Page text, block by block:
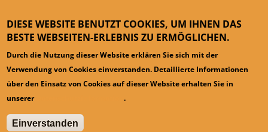
DIESE WEBSITE BENUTZT COOKIES, UM IHNEN DAS
BESTE WEBSEITEN-ERLEBNIS ZU ERMÖGLICHEN.
Durch die Nutzung dieser Website erklären Sie sich mit der
Verwendung von Cookies einverstanden. Detaillierte Informationen
über den Einsatz von Cookies auf dieser Website erhalten Sie in
unserer
Datenschutzinformation.
Einverstanden